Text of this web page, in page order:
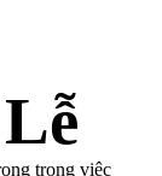
trong việc